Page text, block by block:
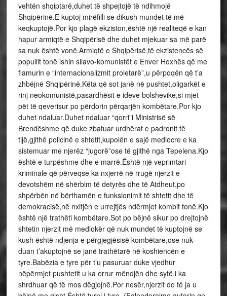
vehtën shqiptarë,duhet të shpejtojë të ndihmojë
Shqipërinë.E kuptoj mirëfilli se dikush mundet të më
keqkuptojë.Por kjo plagë ekziston,është një realiteqë e kan
hapur armiqtë e Shqipërisë dhe duhet mjekuar sa më parë
sa nuk është vonë.Armiqtë e Shqipërisë,të ekzistencës së
popullit tonë ishin sllavo-komunistët e Enver Hoxhës që me
flamurin e “internacionalizmit proletarë”,u përpoqën që t’a
zhbëjnë Shqipërinë.Këta që sot janë në pushtet,oligarkët e
rinj neokomunistë,pasardhësit e ideve bolshevike,si mjet
pët të qeverisur po përdorin përqarjën kombëtare.Por kjo
duhet ndaluar.Duhet ndaluar “qorri”i Ministrisë së
Brendëshme që duke zbatuar urdhërat e padronit të
tijë,gjithë policinë e shtetit,kupolën e sajë mediocre e ka
sistemuar me njerëz “jugorë”ose të gjithë nga Tepelena.Kjo
është e turpëshme dhe e marrë.Është një veprimtari
kriminale që përveqse ka nxjerrë në rrugë njerzit e
devotshëm në shërbim të detyrës dhe të Atdheut,po
shpërbën në bërthamën e funksionimit të shtetit dhe të
demokracisë,në nxitjën e urrejtjës ndërmjet kombit tonë.Kjo
është një trathëti kombëtare.Sot po bëjnë sikur po drejtojnë
shtetin njerzit më mediokër që nuk mundet të kuptojnë se
kush është ndjenja e përgjegjësisë kombëtare,ose nuk
duan t’akuptojnë se janë trathëtarë në koshiencën e
tyre.Babëzia e tyre për t’u pasuruar duke vjedhur
nëpërmjet pushtetit u ka errur mëndjën dhe sytë,i ka
shrdhuar që të mos dëgjojnë.Por nesër,njerzit do të ja u